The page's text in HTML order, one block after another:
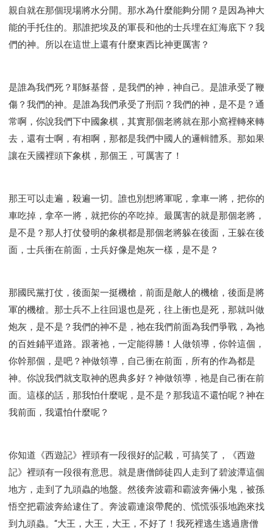
研習會02 - 得著命定成為祝福
研習會02 - 得勝教會的啟示
研習會02 - 教會的牧養
研習會03 - 醫治釋放特會
研習會03 - 成為門徒特會
親自就在那個現場將水分開。那水為什麼能夠分開？是因為神大
能的手托住的。那誰把埃及的軍長和他的士兵埋在紅海底下？我
們的神。所以在這世上還有什麼東西比神更厲害？
是誰為我們死？耶穌基督，是我們的神，神自己。是誰承受了鞭
傷？我們的神。是誰為我們承受了刑罰？我們的神，是不是？通
常啊，你說我們下中國象棋，其實那個老將就在那小窩裡轉來轉
去，還有士啊，有相啊，那都是我們中國人的邏輯體系。那如果
讓在天國裡頭下象棋，那個王，可厲害了！
那王可以走遍，殺遍一切。誰也別想將軍呢，拿車一將，把你的
車吃掉，拿卒一將，就把你的卒吃掉。最厲害的就是那個老將，
是不是？那人打仗發明的象棋都是那個老將躲在後面，王躲在後
面，士兵衝在前面，士兵好像是炮灰一樣，是不是？
那國民黨打仗，後面架一挺機槍，前面是敵人的機槍，後面是將
軍的機槍。那士兵不上往回退也是死，往上衝也是死，那就叫做
炮灰，是不是？我們的神不是，祂在我們前面為我們爭戰，為祂
的百姓鋪平道路。跟著祂，一定能得勝！人做領導，你幹這個，
你幹那個，是吧？神做領導，自己衝在前面，所有的作為都是
神。你說我們就支取神的恩典多好？神做領導，祂是自己衝在前
面。這樣的話，那我怕什麼呢，是不是？那我這不還怕呢？神在
我前面，我還怕什麼呢？
你知道《西遊記》裡頭有一段很好的記載，可搞笑了，《西遊
記》裡頭有一段很有意思。就是唐僧師徒四人走到了碧波潭這個
地方，走到了九頭蟲的地盤。然後奔波霸和霸波奔倆小鬼，被孫
悟空把霸波奔給逮住了。奔波霸連滾帶爬的、慌慌張張地跑來找
到九頭蟲。“大王，大王，大王，不好了！我死裡逃生逃過唐僧